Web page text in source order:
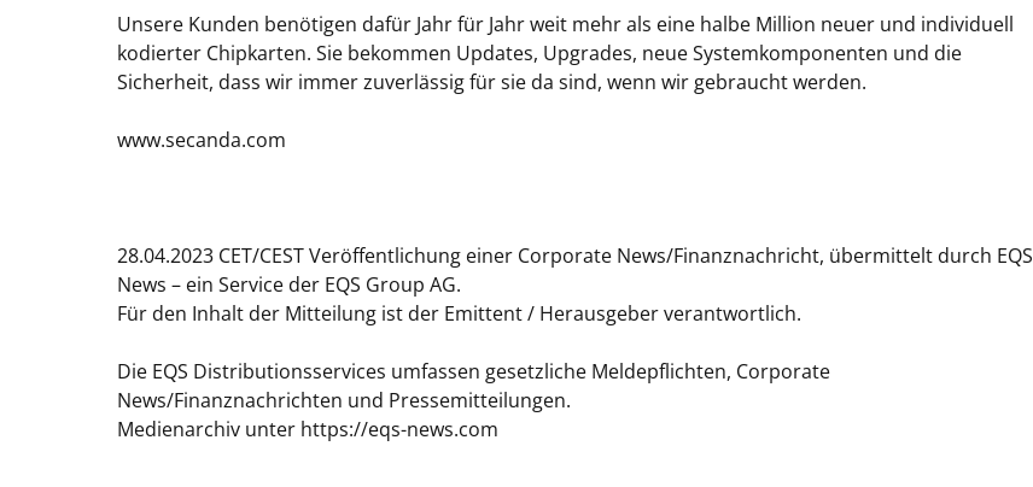
Unsere Kunden benötigen dafür Jahr für Jahr weit mehr als eine halbe Million neuer und individuell
kodierter Chipkarten. Sie bekommen Updates, Upgrades, neue Systemkomponenten und die
Sicherheit, dass wir immer zuverlässig für sie da sind, wenn wir gebraucht werden.
www.secanda.com
28.04.2023 CET/CEST Veröffentlichung einer Corporate News/Finanznachricht, übermittelt durch EQS
News – ein Service der EQS Group AG.
Für den Inhalt der Mitteilung ist der Emittent / Herausgeber verantwortlich.
Die EQS Distributionsservices umfassen gesetzliche Meldepflichten, Corporate
News/Finanznachrichten und Pressemitteilungen.
Medienarchiv unter https://eqs-news.com